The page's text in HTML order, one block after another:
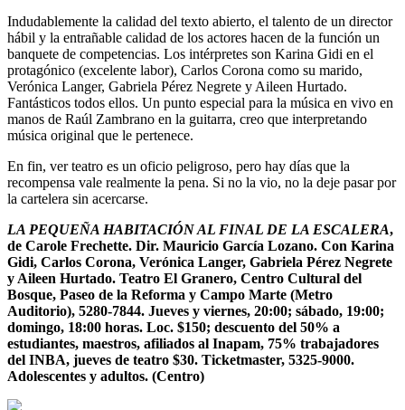
Indudablemente la calidad del texto abierto, el talento de un director
hábil y la entrañable calidad de los actores hacen de la función un
banquete de competencias. Los intérpretes son Karina Gidi en el
protagónico (excelente labor), Carlos Corona como su marido,
Verónica Langer, Gabriela Pérez Negrete y Aileen Hurtado.
Fantásticos todos ellos. Un punto especial para la música en vivo en
manos de Raúl Zambrano en la guitarra, creo que interpretando
música original que le pertenece.
En fin, ver teatro es un oficio peligroso, pero hay días que la
recompensa vale realmente la pena. Si no la vio, no la deje pasar por
la cartelera sin acercarse.
LA PEQUEÑA HABITACIÓN AL FINAL DE LA ESCALERA,
de Carole Frechette. Dir. Mauricio García Lozano. Con Karina
Gidi, Carlos Corona, Verónica Langer, Gabriela Pérez Negrete
y Aileen Hurtado. Teatro El Granero, Centro Cultural del
Bosque, Paseo de la Reforma y Campo Marte (Metro
Auditorio), 5280-7844. Jueves y viernes, 20:00; sábado, 19:00;
domingo, 18:00 horas. Loc. $150; descuento del 50% a
estudiantes, maestros, afiliados al Inapam, 75% trabajadores
del INBA, jueves de teatro $30. Ticketmaster, 5325-9000.
Adolescentes y adultos. (Centro)